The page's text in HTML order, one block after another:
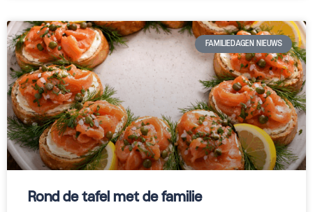
FAMILIEDAGEN NIEUWS
Rond de tafel met de familie